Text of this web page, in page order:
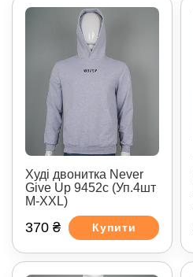
Худі двонитка Never
Give Up 9452с (Уп.4шт
M-XXL)
370 ₴ Купити